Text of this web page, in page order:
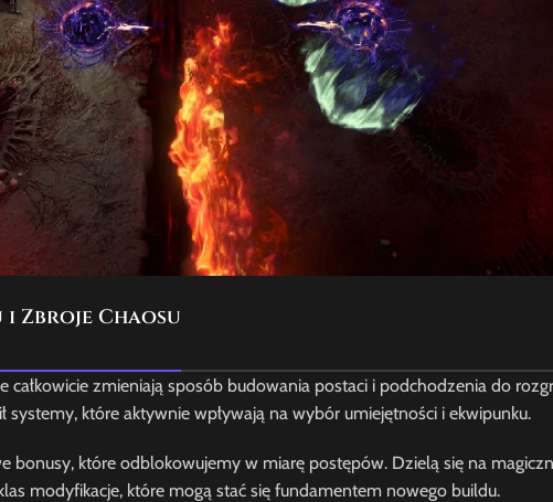
Zbroje Chaosu
całkowicie zmieniają sposób budowania postaci i podchodzenia do
które aktywnie wpływają na wybór umiejętności i ekwipunku.
bonusy, które odblokowujemy w miarę postępów. Dzielą się na
modyfikacje, które mogą stać się fundamentem nowego buildu.